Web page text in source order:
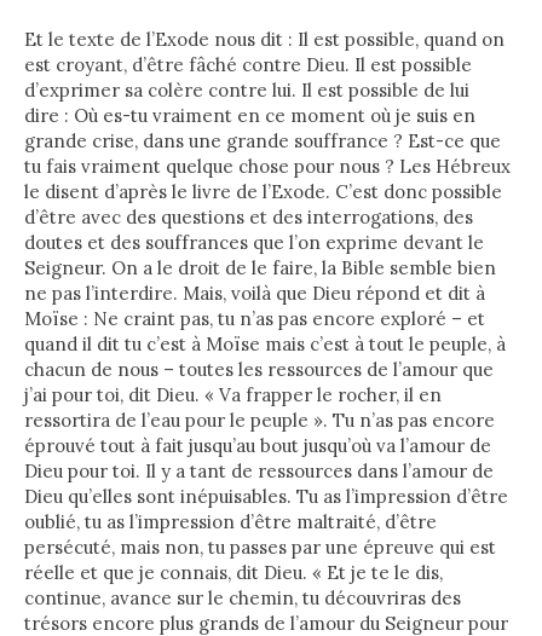
Et le texte de l’Exode nous dit : Il est possible, quand on
est croyant, d’être fâché contre Dieu. Il est possible
d’exprimer sa colère contre lui. Il est possible de lui
dire : Où es-tu vraiment en ce moment où je suis en
grande crise, dans une grande souffrance ? Est-ce que
tu fais vraiment quelque chose pour nous ? Les Hébreux
le disent d’après le livre de l’Exode. C’est donc possible
d’être avec des questions et des interrogations, des
doutes et des souffrances que l’on exprime devant le
Seigneur. On a le droit de le faire, la Bible semble bien
ne pas l’interdire. Mais, voilà que Dieu répond et dit à
Moïse : Ne craint pas, tu n’as pas encore exploré – et
quand il dit tu c’est à Moïse mais c’est à tout le peuple, à
chacun de nous – toutes les ressources de l’amour que
j’ai pour toi, dit Dieu. « Va frapper le rocher, il en
ressortira de l’eau pour le peuple ». Tu n’as pas encore
éprouvé tout à fait jusqu’au bout jusqu’où va l’amour de
Dieu pour toi. Il y a tant de ressources dans l’amour de
Dieu qu’elles sont inépuisables. Tu as l’impression d’être
oublié, tu as l’impression d’être maltraité, d’être
persécuté, mais non, tu passes par une épreuve qui est
réelle et que je connais, dit Dieu. « Et je te le dis,
continue, avance sur le chemin, tu découvriras des
trésors encore plus grands de l’amour du Seigneur pour